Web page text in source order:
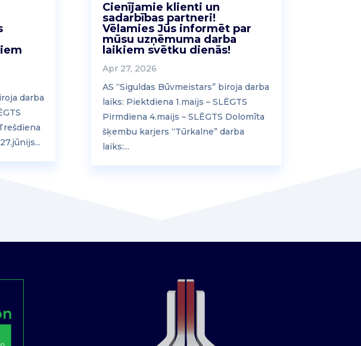
darba
Cienījamie klienti un
sadarbības partneri!
Vēlamies Jūs informēt par
mūsu uzņēmuma darba
laikiem svētku dienās!
Apr 27, 2026
AS “Siguldas Būvmeistars” biroja darba
laiks: Piektdiena 1.maijs – SLĒGTS
Pirmdiena 4.maijs – SLĒGTS Dolomīta
šķembu karjers “Tūrkalne” darba
laiks:...